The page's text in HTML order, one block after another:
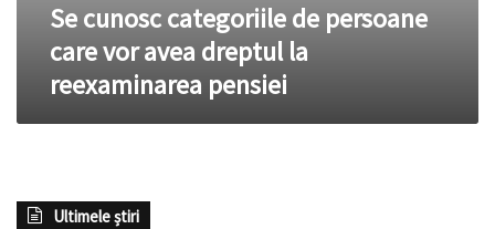
Se cunosc categoriile de persoane
care vor avea dreptul la
reexaminarea pensiei
Ultimele știri